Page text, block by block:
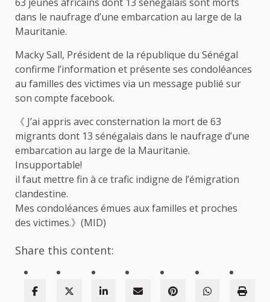
dans le naufrage d’une embarcation au large de la
Mauritanie.
Macky Sall, Président de la république du Sénégal
confirme l’information et présente ses condoléances
au familles des victimes via un message publié sur
son compte facebook.
《 J’ai appris avec consternation la mort de 63
migrants dont 13 sénégalais dans le naufrage d’une
embarcation au large de la Mauritanie.
Insupportable!
il faut mettre fin à ce trafic indigne de l’émigration
clandestine.
Mes condoléances émues aux familles et proches
des victimes.》(MID)
Share this content: